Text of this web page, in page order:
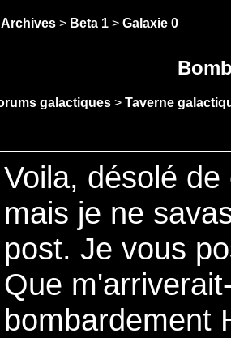
Archives > Beta 1 > Galaxie 0
galactiques > Taverne
Voila, désolé
mais je ne
post. Je vous
Que
bombardement